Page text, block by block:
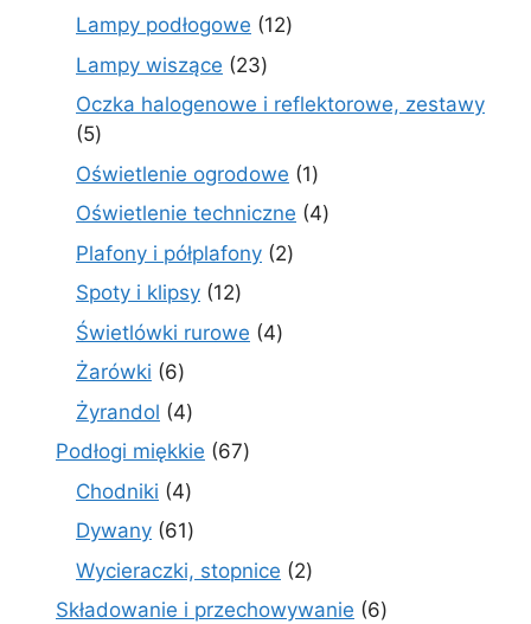
produkty
Lampy podłogowe 1212
Lampy wiszące 2323
produkty
Oczka halogenowe i reflektorowe, zestawy
55
produktów
Oświetlenie ogrodowe 11
produkt
Oświetlenie techniczne 44
Plafony i półplafony 22
Spoty i klipsy 1212
produktów
Świetlówki rurowe 44
Żarówki 66
produktów
Żyrandol 44
produkty
Podłogi miękkie 6767
Chodniki 44
produkty
Dywany 6161
produktów
Wycieraczki, stopnice 22
produkty
Składowanie i przechowywanie 66